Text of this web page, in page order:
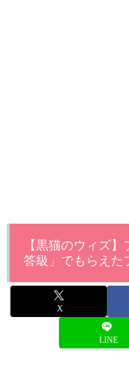
【黒猫のウィズ
答級」でもらえた
X
LINE